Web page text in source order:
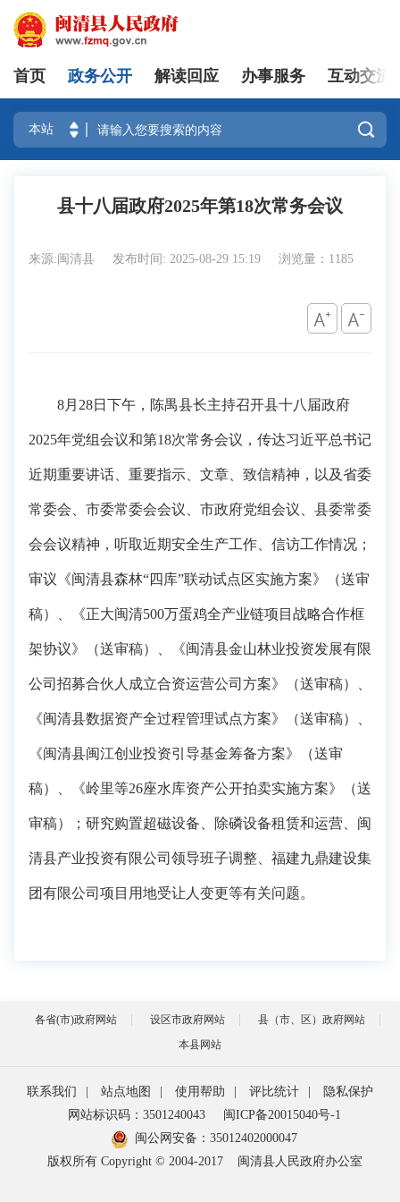
登录
首页 政务公开 解读回应 办事服务 互动交流

县十八届政府2025年第18次常务会议
来源:闽清县 发布时间: 2025-08-29 15:19 浏览量：1185
8月28日下午，陈禺县长主持召开县十八届政府
2025年党组会议和第18次常务会议，传达习近平总书记
近期重要讲话、重要指示、文章、致信精神，以及省委
常委会、市委常委会会议、市政府党组会议、县委常委
会会议精神，听取近期安全生产工作、信访工作情况；
审议 《闽清县森林“四库”联动试点区实施方案》（送审
稿）、《正大闽清500万蛋鸡全产业链项目战略合作框
架协议》（送审稿）、《闽清县金山林业投资发展有限
公司招募合伙人成立合资运营公司方案》（送审稿）、
《闽清县数据资产全过程管理试点方案》（送审稿）、
《闽清县闽江创业投资引导基金筹备方案》（送审
稿） 、《岭里等26座水库资产公开拍卖实施方案》 （送
审稿）；研究购置超磁设备、除磷设备租赁和运营、闽
清县产业投资有限公司领导班子调整、福建九鼎建设集
团有限公司项目用地受让人变更等有关问题。
各省(市)政府网站 设区市政府网站
县（市、区）政府网站
本县网站
联系我们 站点地图 使用帮助 评比统计
隐私保护
网站标识码：3501240043
闽ICP备20015040号-1
闽公网安备： 35012402000047
版权所有 Copyright © 2004-2017
闽清县人民政府办公室